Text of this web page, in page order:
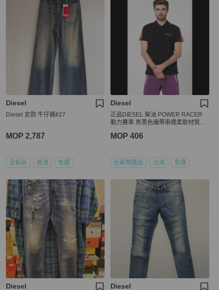
Diesel
Diesel 女款 牛仔褲#27
MOP 2,787
全新品 香港 免運
Diesel
正品DIESEL 柴油 POWER RACER
動力賽車 男黑色織帶串標柔軟材質彈
MOP 406
近新閒置品 台灣 免運
Diesel Diesel